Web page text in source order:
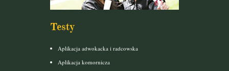
Testy
Aplikacja adwokacka i radcowska
Aplikacja komornicza